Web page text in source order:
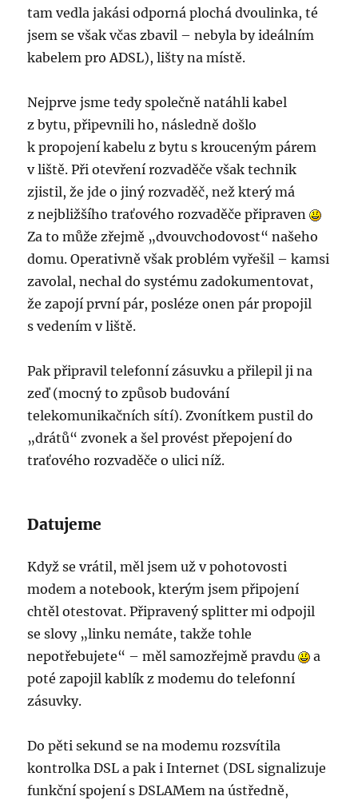
tam vedla jakási odporná plochá dvoulinka, té
jsem se však včas zbavil – nebyla by ideálním
kabelem pro ADSL), lišty na místě.
Nejprve jsme tedy společně natáhli kabel
z bytu, připevnili ho, následně došlo
k propojení kabelu z bytu s krouceným párem
v liště. Při otevření rozvaděče však technik
zjistil, že jde o jiný rozvaděč, než který má
z nejbližšího traťového rozvaděče připraven
Za to může zřejmě „dvouvchodovost“ našeho
domu. Operativně však problém vyřešil – kamsi
zavolal, nechal do systému zadokumentovat,
že zapojí první pár, posléze onen pár propojil
s vedením v liště.
Pak připravil telefonní zásuvku a přilepil ji na
zeď (mocný to způsob budování
telekomunikačních sítí). Zvonítkem pustil do
„drátů“ zvonek a šel provést přepojení do
traťového rozvaděče o ulici níž.
Datujeme
Když se vrátil, měl jsem už v pohotovosti
modem a notebook, kterým jsem připojení
chtěl otestovat. Připravený splitter mi odpojil
se slovy „linku nemáte, takže tohle
nepotřebujete“ – měl samozřejmě pravdu
a
poté zapojil kablík z modemu do telefonní
zásuvky.
Do pěti sekund se na modemu rozsvítila
kontrolka DSL a pak i Internet (DSL signalizuje
funkční spojení s DSLAMem na ústředně,